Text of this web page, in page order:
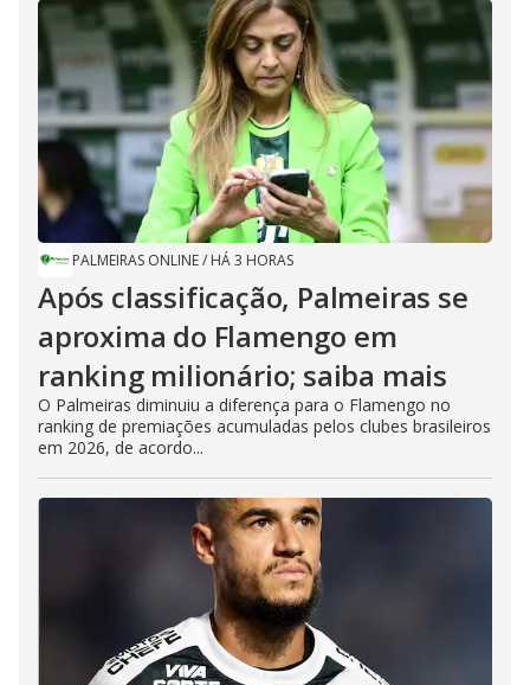
PALMEIRAS ONLINE/ HÁ 3 HORAS
Após classificação, Palmeiras se
aproxima do Flamengo em
ranking milionário; saiba mais
O Palmeiras diminuiu a diferença para o Flamengo no
ranking de premiações acumuladas pelos clubes brasileiros
em 2026, de acordo...